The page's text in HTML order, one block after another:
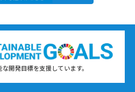
開発目標を支援しています。